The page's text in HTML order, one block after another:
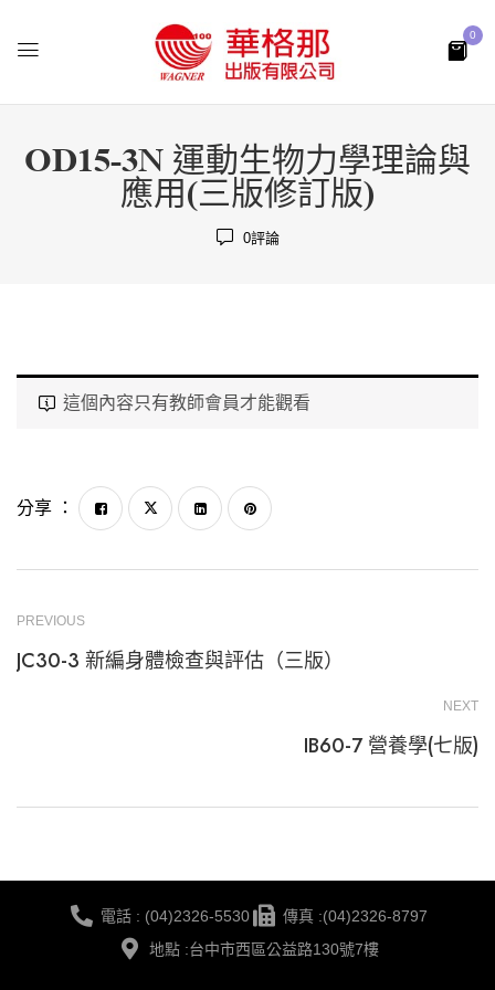
0
OD15-3N 運動生物力學理論與
應用(三版修訂版)
0評論
這個內容只有教師會員才能觀看
分享 ：
PREVIOUS
JC30-3 新編身體檢查與評估（三版）
NEXT
IB60-7 營養學(七版)
電話 : (04)2326-5530
傳真 :(04)2326-8797
地點 :台中市西區公益路130號7樓